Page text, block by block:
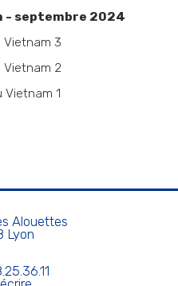
- septembre 2024
Vietnam 3
Vietnam 2
Vietnam 1
Alouettes
Lyon